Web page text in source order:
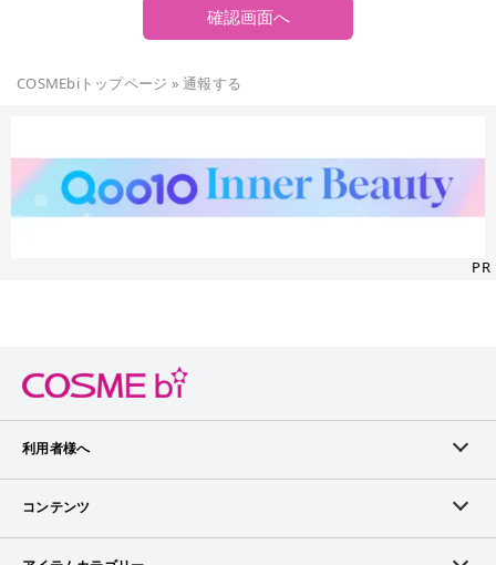
確認画面へ
COSMEbiトップページ »通報する
PR
利用者様へ
メンバーログイン
コンテンツ
ランキング